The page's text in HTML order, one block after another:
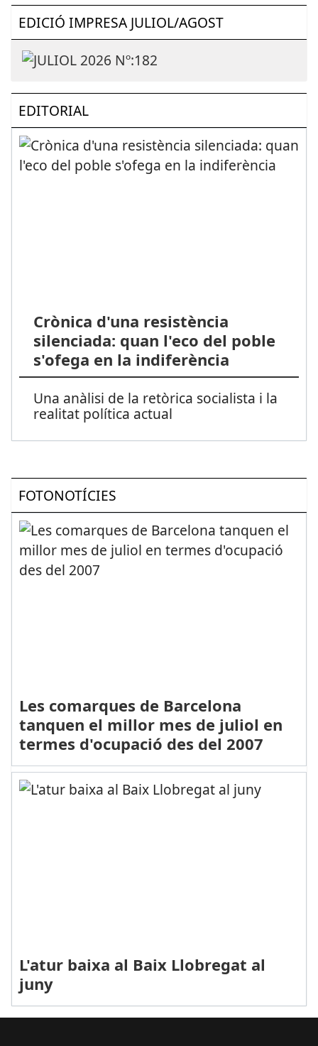
EDICIÓ IMPRESA JULIOL/AGOST
EDITORIAL
Crònica d'una resistència
silenciada: quan l'eco del poble
s'ofega en la indiferència
Una anàlisi de la retòrica socialista i la
realitat política actual
FOTONOTÍCIES
Les comarques de Barcelona
tanquen el millor mes de juliol en
termes d'ocupació des del 2007
L'atur baixa al Baix Llobregat al
juny